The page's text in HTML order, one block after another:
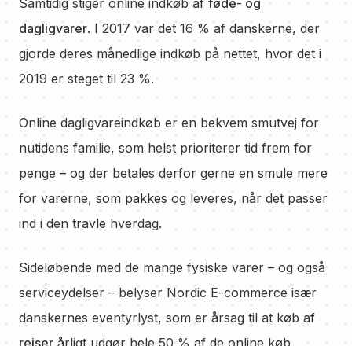
Samtidig stiger online indkøb af føde- og
dagligvarer. I 2017 var det 16 % af danskerne, der
gjorde deres månedlige indkøb på nettet, hvor det i
2019 er steget til 23 %.
Online dagligvareindkøb er en bekvem smutvej for
nutidens familie, som helst prioriterer tid frem for
penge – og der betales derfor gerne en smule mere
for varerne, som pakkes og leveres, når det passer
ind i den travle hverdag.
Sideløbende med de mange fysiske varer – og også
serviceydelser – belyser Nordic E-commerce især
danskernes eventyrlyst, som er årsag til at køb af
rejser årligt udgør hele 50 % af de online køb,